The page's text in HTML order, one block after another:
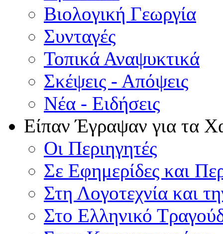
Βιολογική Γεωργία
Συνταγές
Τοπικά Αναψυκτικά
Σκέψεις - Απόψεις
Νέα - Ειδήσεις
Είπαν Έγραψαν για τα
Οι Περιηγητές
Σε Εφημερίδες και
Στη Λογοτεχνία και
Στο Ελληνικό